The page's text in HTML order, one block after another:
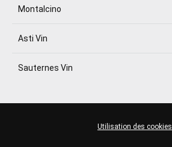
Montalcino
Asti Vin
Sauternes Vin
Utilisation des cookies